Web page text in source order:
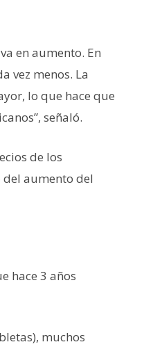
en aumento. En
vez menos. La
lo que hace que
señaló.
de los
aumento del
hace 3 años
muchos